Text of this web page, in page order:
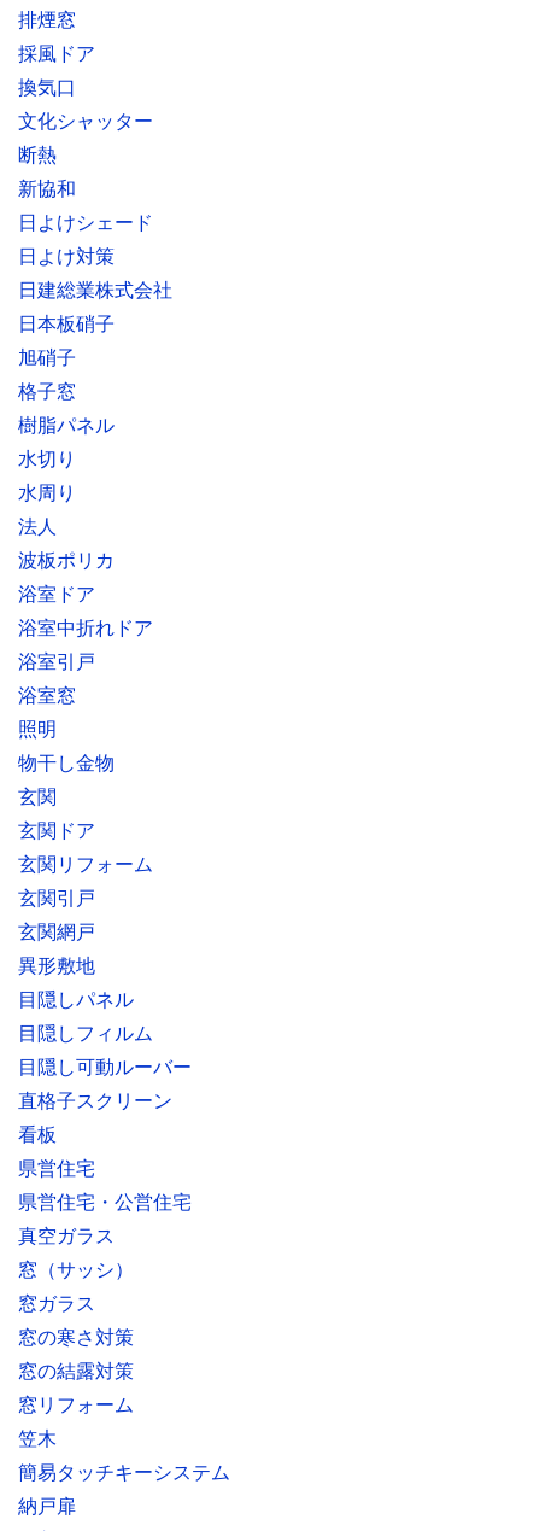
排煙窓
採風ドア
換気口
文化シャッター
断熱
新協和
日よけシェード
日よけ対策
日建総業株式会社
日本板硝子
旭硝子
格子窓
樹脂パネル
水切り
水周り
法人
波板ポリカ
浴室ドア
浴室中折れドア
浴室引戸
浴室窓
照明
物干し金物
玄関
玄関ドア
玄関リフォーム
玄関引戸
玄関網戸
異形敷地
目隠しパネル
目隠しフィルム
目隠し可動ルーバー
直格子スクリーン
看板
県営住宅
県営住宅・公営住宅
真空ガラス
窓（サッシ）
窓ガラス
窓の寒さ対策
窓の結露対策
窓リフォーム
笠木
簡易タッチキーシステム
納戸扉